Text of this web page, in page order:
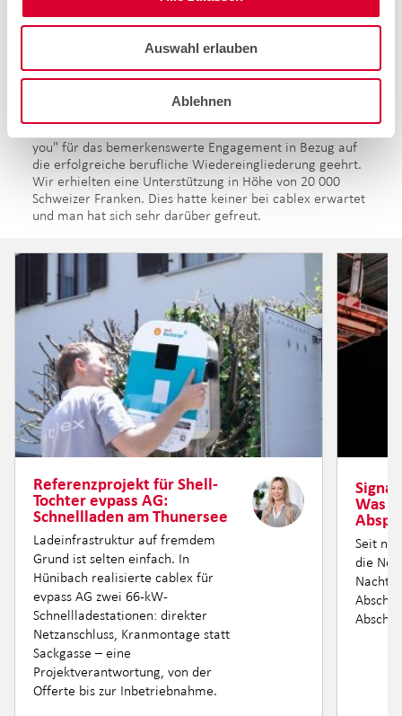
Auswahl erlauben
Ablehnen
you" für das bemerkenswerte Engagement in Bezug auf
die erfolgreiche berufliche Wiedereingliederung geehrt.
Wir erhielten eine Unterstützung in Höhe von 20 000
Schweizer Franken. Dies hatte keiner bei cablex erwartet
und man hat sich sehr darüber gefreut.
Referenzprojekt für Shell-
Tochter evpass AG:
Schnellladen am Thunersee
Ladeinfrastruktur auf fremdem
Grund ist selten einfach. In
Hünibach realisierte cablex für
evpass AG zwei 66-kW-
Schnellladestationen: direkter
Netzanschluss, Kranmontage statt
Sackgasse – eine
Projektverantwortung, von der
Offerte bis zur Inbetriebnahme.
Was
Seit
die
Nacht